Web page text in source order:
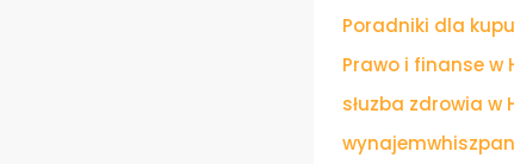
Poradniki dla
Prawo i finanse w
słuzba zdrowia w